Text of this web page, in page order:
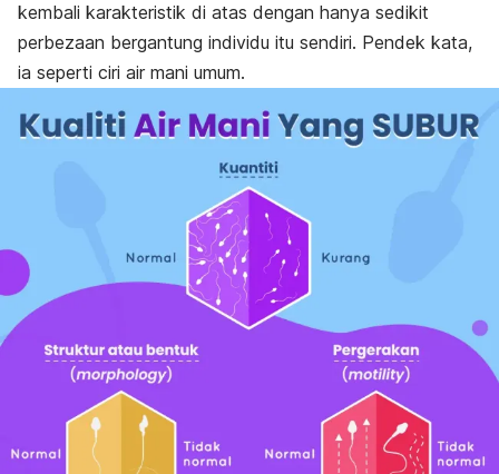
kembali karakteristik di atas dengan hanya sedikit
perbezaan bergantung individu itu sendiri. Pendek kata,
ia seperti ciri air mani umum.